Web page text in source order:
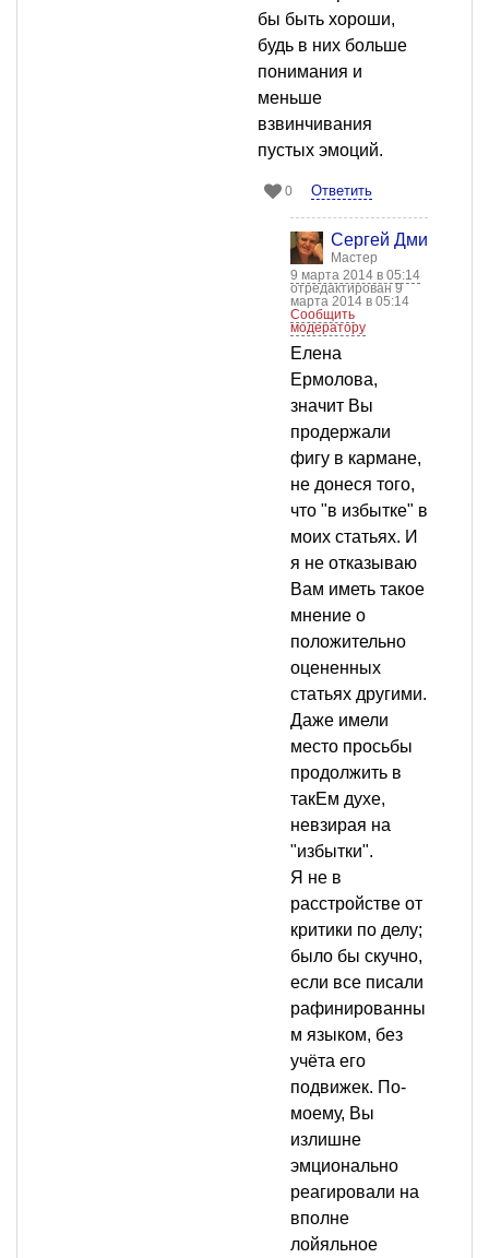
бы быть хороши,
будь в них больше
понимания и
меньше
взвинчивания
пустых эмоций.
0 Ответить
Сергей Дмитриев
Мастер
9 марта 2014 в 05:14
отредактирован 9
марта 2014 в 05:14
Сообщить
модератору
Елена
Ермолова,
значит Вы
продержали
фигу в кармане,
не донеся того,
что "в избытке" в
моих статьях. И
я не отказываю
Вам иметь такое
мнение о
положительно
оцененных
статьях другими.
Даже имели
место просьбы
продолжить в
такЕм духе,
невзирая на
"избытки".
Я не в
расстройстве от
критики по делу;
было бы скучно,
если все писали
рафинированны
м языком, без
учёта его
подвижек. По-
моему, Вы
излишне
эмционально
реагировали на
вполне
лойяльное